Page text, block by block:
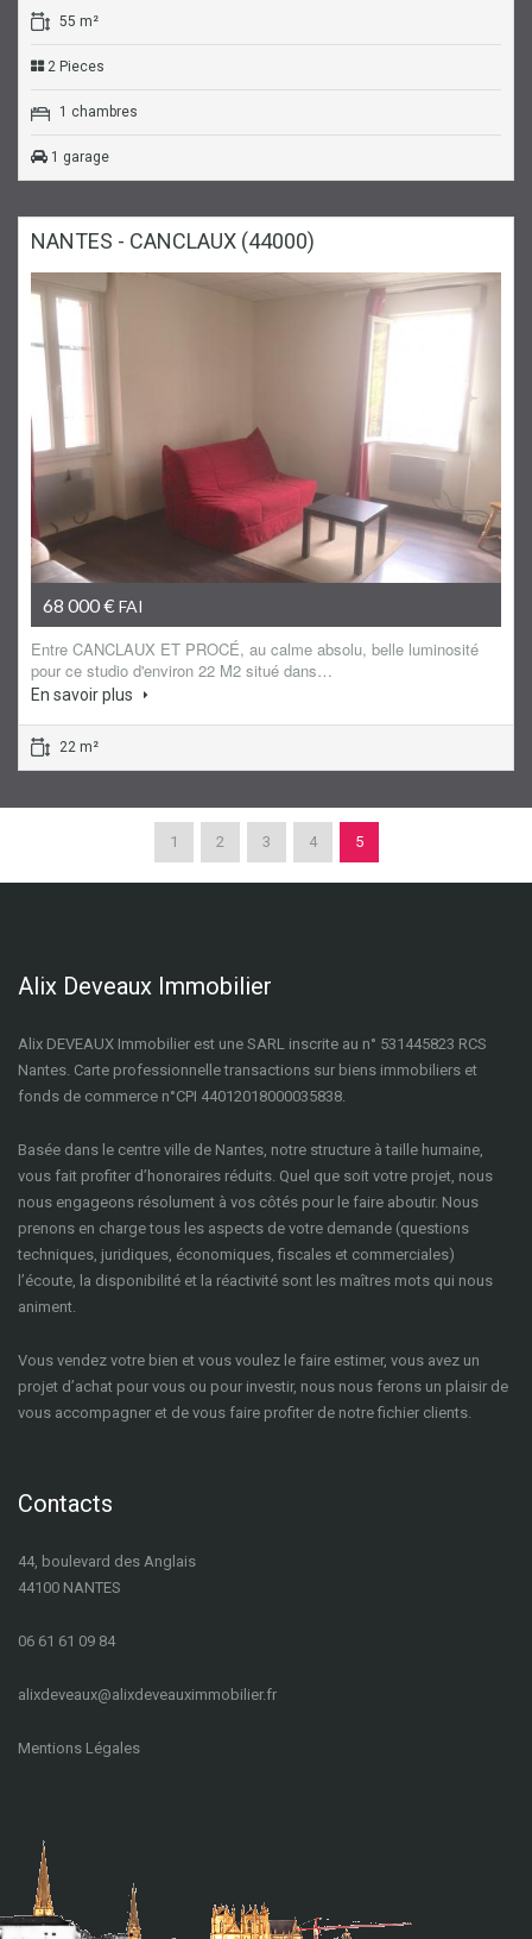
55 m²
2 Pieces
1 chambres
1 garage
NANTES - CANCLAUX (44000)
68 000 €FAI
Entre CANCLAUX ET PROCÉ, au calme absolu, belle luminosité
pour ce studio d'environ 22 M2 situé dans…
En savoir plus
22 m²
1 2 3 4 5
Alix Deveaux Immobilier
Alix DEVEAUX Immobilier est une SARL inscrite au n° 531445823 RCS
Nantes. Carte professionnelle transactions sur biens immobiliers et
fonds de commerce n°CPI 44012018000035838.
Basée dans le centre ville de Nantes, notre structure à taille humaine,
vous fait profiter d’honoraires réduits. Quel que soit votre projet, nous
nous engageons résolument à vos côtés pour le faire aboutir. Nous
prenons en charge tous les aspects de votre demande (questions
techniques, juridiques, économiques, fiscales et commerciales)
l’écoute, la disponibilité et la réactivité sont les maîtres mots qui nous
animent.
Vous vendez votre bien et vous voulez le faire estimer, vous avez un
projet d’achat pour vous ou pour investir, nous nous ferons un plaisir de
vous accompagner et de vous faire profiter de notre fichier clients.
Contacts
44, boulevard des Anglais
44100 NANTES
06 61 61 09 84
a lixdeveaux@alixdeveauximmobilier.fr
Mentions Légales